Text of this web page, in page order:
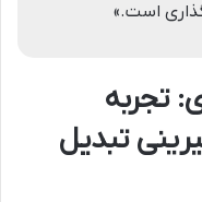
است.»
تجربه
تبدیل